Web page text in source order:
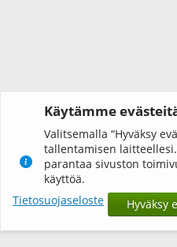
Käytämme
Valitsemalla “Hyväksy
tallentamisen
parantaa sivuston
käyttöä.
Tietosuojaseloste
Hyväksy